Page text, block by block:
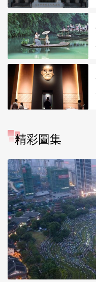
精彩圖集